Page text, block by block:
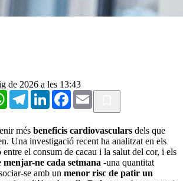
de 2026 a les 13:43
WhatsAppTelegramLinkedInFacebook
Email
més beneficis cardiovasculars dels que
Una investigació recent ha analitzat en els
el consum de cacau i la salut del cor, i els
menjar-ne cada setmana -una quantitat
se amb un menor risc de patir un